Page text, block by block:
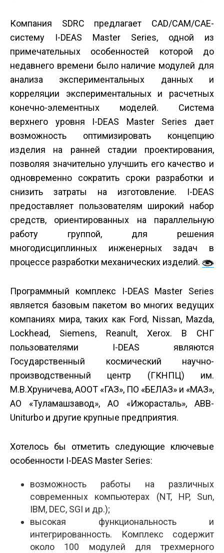
Компания SDRC предлагает CAD/CAM/CAE-
систему I-DEAS Master Series, одной из
примечательных особенностей которой до
недавнего времени было наличие модулей для
анализа экспериментальных данных и
корреляции экспериментальных и расчетных
конечно-элементных моделей. Система
верхнего уровня I-DEAS Master Series дает
возможность оптимизировать концепцию
изделия на ранней стадии проектирования,
позволяя значительно улучшить его качество и
одновременно сократить сроки разработки и
снизить затраты на изготовление. I-DEAS
предоставляет пользователям широкий набор
средств, ориентированных на параллельную
работу группой, для решения
многодисциплинных инженерных задач в
процессе разработки механических изделий.
Программный комплекс I-DEAS Mаster Series
является базовым пакетом во многих ведущих
компаниях мира, таких как Ford, Nissan, Mazda,
Lockhead, Siemens, Reanult, Xerox. В СНГ
пользователями I-DEAS являются
Государственный космический научно-
производственный центр (ГКНПЦ) им.
М.В.Хруничева, АООТ «ГАЗ», ПО «БЕЛАЗ» и «МАЗ»,
АО «Туламашзавод», АО «Ижорасталь», ABB-
Uniturbo и другие крупные предприятия.
Хотелось бы отметить следующие ключевые
особенности I-DEAS Mаster Series:
возможность работы на различных
современных компьютерах (NT, HP, Sun,
IBM, DEC, SGI и др.);
высокая функциональность и
интегрированность. Комплекс содержит
около 100 модулей для трехмерного